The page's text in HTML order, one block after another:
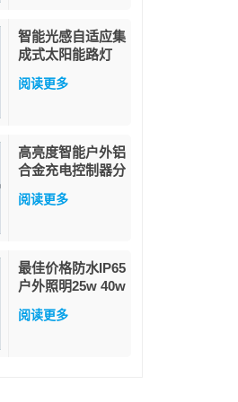
智能光感自适应集
成式太阳能路灯
阅读更多
高亮度智能户外铝
合金充电控制器分
路灯
阅读更多
最佳价格防水IP65
户外照明25w 40w
300w ABS玻璃
阅读更多